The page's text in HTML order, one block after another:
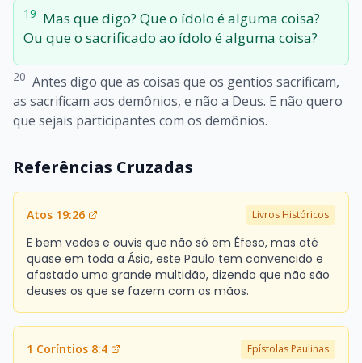
19 Mas que digo? Que o ídolo é alguma coisa?
Ou que o sacrificado ao ídolo é alguma coisa?
20 Antes digo que as coisas que os gentios sacrificam,
as sacrificam aos demônios, e não a Deus. E não quero
que sejais participantes com os demônios.
Referências Cruzadas
Atos 19:26 Livros Históricos
E bem vedes e ouvis que não só em Éfeso, mas até
quase em toda a Ásia, este Paulo tem convencido e
afastado uma grande multidão, dizendo que não são
deuses os que se fazem com as mãos.
1 Coríntios 8:4 Epístolas Paulinas